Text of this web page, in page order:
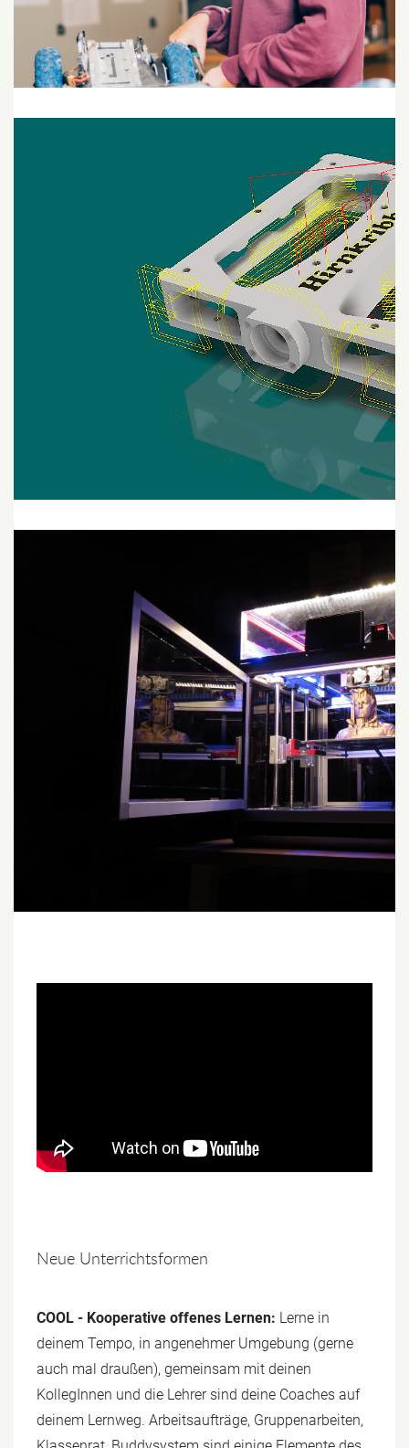
Neue Unterrichtsformen
COOL - Kooperative offenes Lernen: Lerne in
deinem Tempo, in angenehmer Umgebung (gerne
auch mal draußen), gemeinsam mit deinen
KollegInnen und die Lehrer sind deine Coaches auf
deinem Lernweg. Arbeitsaufträge, Gruppenarbeiten,